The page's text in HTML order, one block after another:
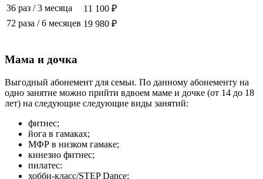
36 раз /3 месяца
11 100 ₽
72 раза /6 месяцев 19 980 ₽
Мама и дочка
Выгодный абонемент для семьи. По данному абонементу на
одно занятие можно прийти вдвоем маме и дочке (от 14 до 18
лет) на следующие следующие виды занятий:
фитнес;
йога в гамаках;
МФР в низком гамаке;
кинезио фитнес;
пилатес:
хобби-класс/STEP Dance;